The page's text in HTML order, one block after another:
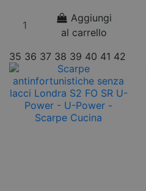
Aggiungi
al carrello
35 36 37 38 39 40 41 42